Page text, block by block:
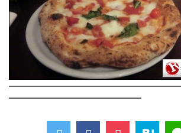
――――――――――――――